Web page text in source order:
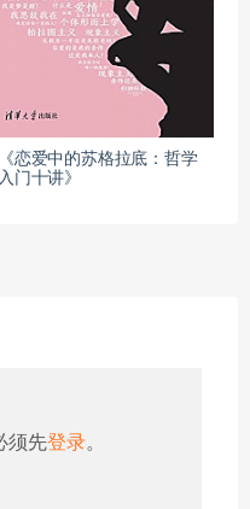
《恋爱中的苏格拉底：哲学
入门十讲》
须先登录。